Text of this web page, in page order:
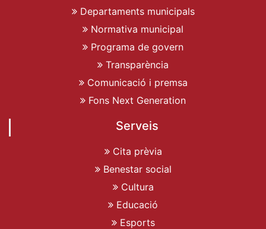
Departaments municipals
Normativa municipal
Programa de govern
Transparència
Comunicació i premsa
Fons Next Generation
Serveis
Cita prèvia
Benestar social
Cultura
Educació
Esports